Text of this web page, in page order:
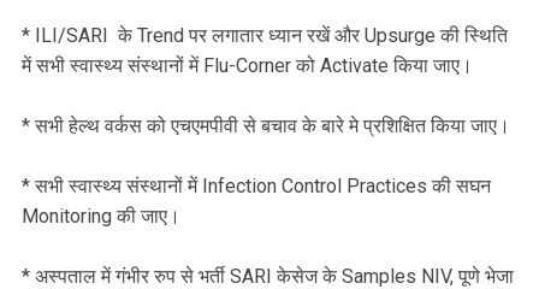
* ILI/SARI के Trend पर लगातार ध्यान रखें और Upsurge की स्थिति
में सभी स्वास्थ्य संस्थानों में Flu-Corner को Activate किया जाए।
* सभी हेल्थ वर्कस को एचएमपीवी से बचाव के बारे मे प्रशिक्षित किया जाए।
* सभी स्वास्थ्य संस्थानों में Infection Control Practices की सघन
Monitoring की जाए।
* अस्पताल में गंभीर रुप से भर्ती SARI केसेज के Samples NIV, पूणे भेजा